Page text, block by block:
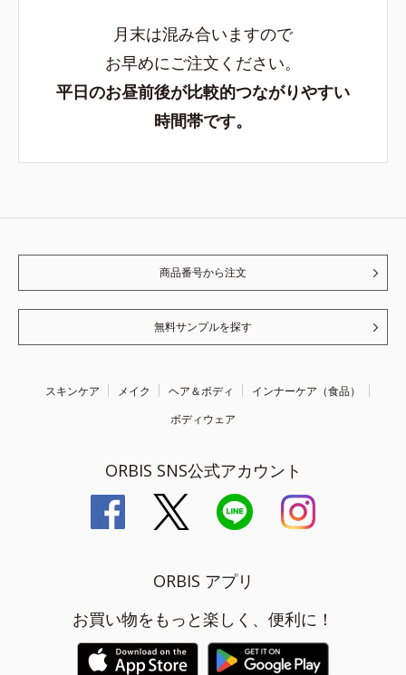
月末は混み合いますので
お早めにご注文ください。
平日のお昼前後が比較的つながりやすい
時間帯です。
商品番号から注文
無料サンプルを探す
スキンケア メイク ヘア＆ボディ
インナーケア（食品）
ボディウェア
ORBIS SNS公式アカウント
ORBIS アプリ
お買い物をもっと楽しく、便利に！